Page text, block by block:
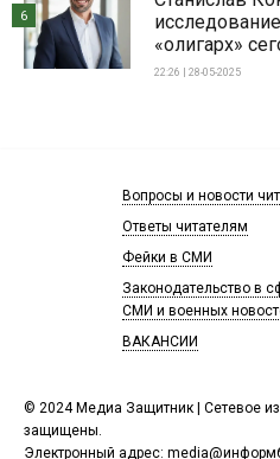
«олигарх»
22:26 | 28-05-2025
6
© 2024 Медиа Защитник | Сетевое
защищены.
Электронный адрес:
Вопросы и новости
Ответы читателям
Фейки в СМИ
Законодательство в
СМИ и военных
ВАКАНСИИ